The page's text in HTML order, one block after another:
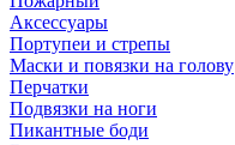
Аксессуары
Портупеи и стрепы
Маски и повязки на голову
Перчатки
Подвязки на ноги
Пикантные боди